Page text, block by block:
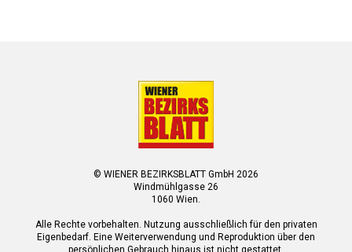
© WIENER BEZIRKSBLATT GmbH 2026
Windmühlgasse 26
1060 Wien.
Alle Rechte vorbehalten. Nutzung ausschließlich für den privaten
Eigenbedarf. Eine Weiterverwendung und Reproduktion über den
persönlichen Gebrauch hinaus ist nicht gestattet.